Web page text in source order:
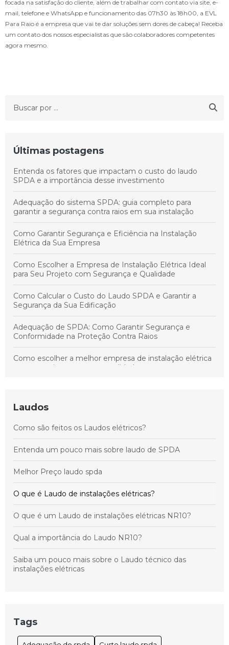
focada na satisfação do cliente, além de trabalhar com contato via site, e-
mail, telefone e WhatsApp e funcionamento das 07h30 às 18h00, a EVL
Para Raio é a empresa que vai te dar soluções sem dores de cabeça! Receba
um contato dos nossos especialistas que são colaboradores competentes
agora mesmo.
Últimas postagens
Entenda os fatores que impactam o custo do laudo
SPDA e a importância desse investimento
Adequação do sistema SPDA: guia completo para
garantir a segurança contra raios em sua instalação
Como Garantir Segurança e Eficiência na Instalação
Elétrica da Sua Empresa
Como Escolher a Empresa de Instalação Elétrica Ideal
para Seu Projeto com Segurança e Qualidade
Como Calcular o Custo do Laudo SPDA e Garantir a
Segurança da Sua Edificação
Adequação de SPDA: Como Garantir Segurança e
Conformidade na Proteção Contra Raios
Como escolher a melhor empresa de instalação elétrica
para garantir segurança e qualidade
conformidade do sistema SPDA em instalações elétricas
Como Escolher a Empresa Ideal de Instalação Elétrica
para Atender Suas Necessidades
Laudos
Como são feitos os Laudos elétricos?
Entenda um pouco mais sobre laudo de SPDA
Melhor Preço laudo spda
O que é Laudo de instalações elétricas?
O que é um Laudo de instalações elétricas NR10?
Qual a importância do Laudo NR10?
Saiba um pouco mais sobre o Laudo técnico das
instalações elétricas
Tags